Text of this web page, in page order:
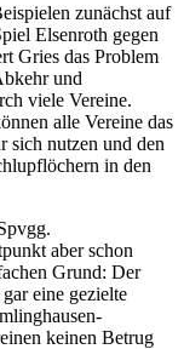
zunächst auf
Elsenroth gegen
Gries das Problem
und
viele Vereine.
alle Vereine das
sich nutzen und den
in den
aber schon
Grund: Der
eine gezielte
keinen Betrug